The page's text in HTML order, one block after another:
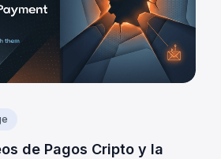
de Pagos Cripto y la